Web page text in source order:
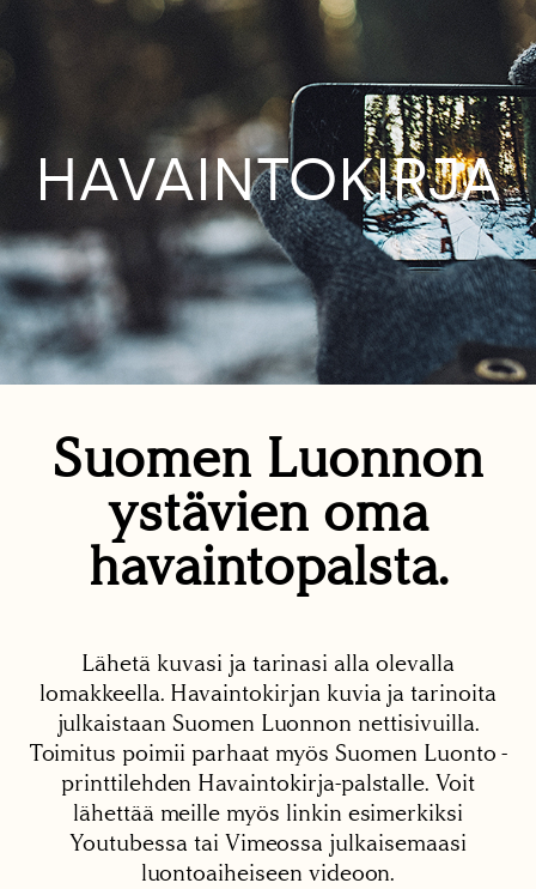
HAVAINTOKIRJA
Suomen Luonnon
ystävien oma
havaintopalsta.
Lähetä kuvasi ja tarinasi alla olevalla
lomakkeella. Havaintokirjan kuvia ja tarinoita
julkaistaan Suomen Luonnon nettisivuilla.
Toimitus poimii parhaat myös Suomen Luonto -
printtilehden Havaintokirja-palstalle. Voit
lähettää meille myös linkin esimerkiksi
Youtubessa tai Vimeossa julkaisemaasi
luontoaiheiseen videoon.